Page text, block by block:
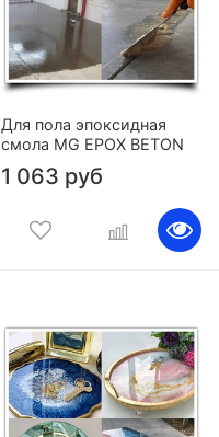
Для пола эпоксидная
смола MG EPOX BETON
1 063 руб